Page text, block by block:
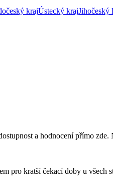
krajÚstecký krajJihočeský
a hodnocení přímo
pro kratší čekací doby u všech